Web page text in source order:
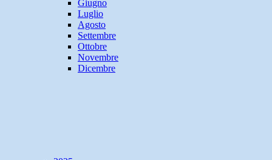
Giugno
Luglio
Agosto
Settembre
Ottobre
Novembre
Dicembre